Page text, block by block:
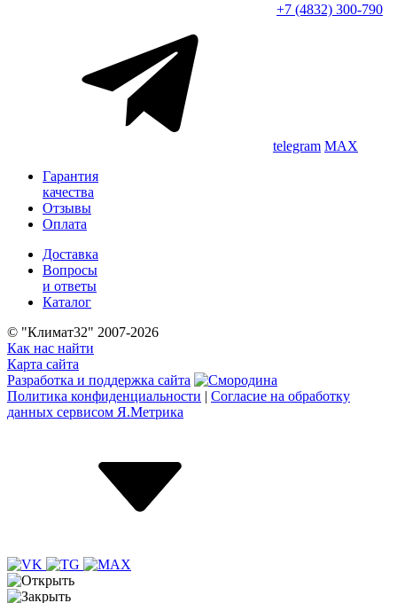
+7 (4832) 300-790
telegram MAX
Гарантия
качества
Отзывы
Оплата
Доставка
Вопросы
и ответы
Каталог
© "Климат32" 2007-2026
Как нас найти
Карта сайта
Разработка и поддержка сайта
Политика конфиденциальности | Согласие на обработку
данных сервисом Я.Метрика